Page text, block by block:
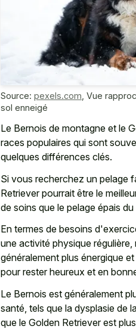
Source: pexels.com Vue
sol enneigé
Le Bernois de montagne et le
races populaires qui sont
quelques différences clés.
Si vous recherchez un pelage
Retriever pourrait être le
de soins que le pelage épais
En termes de besoins
une activité physique régulière,
généralement plus énergique
pour rester heureux et en
Le Bernois est généralement
santé, tels que la dysplasie de
que le Golden Retriever est